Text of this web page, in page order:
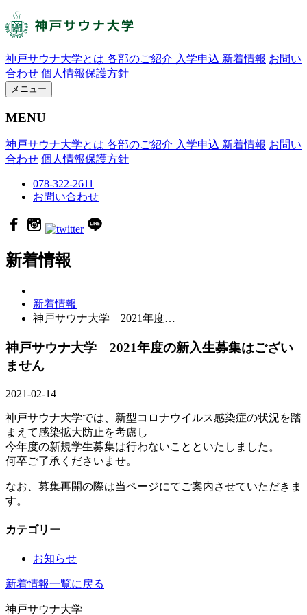
神戸サウナ大学とは 各部のご紹介 入学申込 新着情報 お問い
合わせ 個人情報保護方針
メニュー
MENU
神戸サウナ大学とは 各部のご紹介 入学申込 新着情報 お問い
合わせ 個人情報保護方針
078-322-2611
お問い合わせ
新着情報
新着情報
神戸サウナ大学 2021年度…
神戸サウナ大学 2021年度の新入生募集はござい
ません
2021-02-14
神戸サウナ大学では、新型コロナウイルス感染症の状況を踏
まえて感染拡大防止を考慮し
今年度の新規学生募集は行わないことといたしました。
何卒ご了承くださいませ。
なお、募集再開の際は当ページにてご案内させていただきま
す。
カテゴリー
お知らせ
新着情報一覧に戻る
神戸サウナ大学